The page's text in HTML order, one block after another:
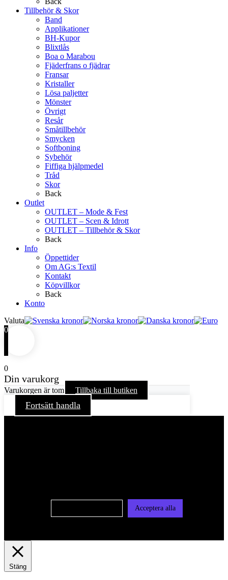
Tillbehör & Skor
Band
Applikationer
BH-Kupor
Blixtlås
Boa o Marabou
Fjäderfrans o fjädrar
Fransar
Kristaller
Lösa paljetter
Mönster
Övrigt
Resår
Småtillbehör
Smycken
Softboning
Sybehör
Fiffiga hjälpmedel
Tråd
Skor
Back
Outlet
OUTLET – Mode & Fest
OUTLET – Scen & Idrott
OUTLET – Tillbehör & Skor
Back
Info
Öppettider
Om AG:s Textil
Kontakt
Köpvillkor
Back
Konto
Valuta
0
0
Din varukorg
Varukorgen är tom Tillbaka till butiken
Fortsätt handla
Acceptera alla
Stäng